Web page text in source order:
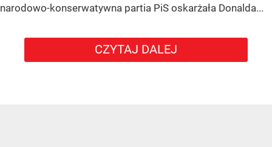
narodowo-konserwatywna partia PiS oskarżała Donalda...
CZYTAJ DALEJ